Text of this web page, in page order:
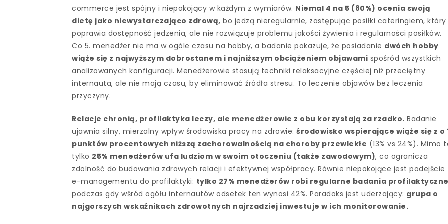
commerce jest spójny i niepokojący w każdym z wymiarów. Niemal 4 na 5 (80%) ocenia swoją
dietę jako niewystarczająco zdrową, bo jedzą nieregularnie, zastępując posiłki cateringiem, który
poprawia dostępność jedzenia, ale nie rozwiązuje problemu jakości żywienia i regularności posiłków.
Co 5. menedżer nie ma w ogóle czasu na hobby, a badanie pokazuje, że posiadanie dwóch hobby
wiąże się z najwyższym dobrostanem i najniższym obciążeniem objawami spośród wszystkich
analizowanych konfiguracji. Menedżerowie stosują techniki relaksacyjne częściej niż przeciętny
internauta, ale nie mają czasu, by eliminować źródła stresu. To leczenie objawów bez leczenia
przyczyny.
Relacje chronią, profilaktyka leczy, ale menedżerowie z obu korzystają za rzadko. Badanie
ujawnia silny, mierzalny wpływ środowiska pracy na zdrowie:środowisko wspierające wiąże się z o
punktów procentowych niższą zachorowalnością na choroby przewlekłe (13% vs 24%). Mimo
tylko 25% menedżerów ufa ludziom w swoim otoczeniu (także zawodowym), co ogranicza
zdolność do budowania zdrowych relacji i efektywnej współpracy. Równie niepokojące jest podejście
e-managementu do profilaktyki: tylko 27% menedżerów robi regularne badania profilaktyczne
podczas gdy wśród ogółu internautów odsetek ten wynosi 42%. Paradoks jest uderzający: grupa o
najgorszych wskaźnikach zdrowotnych najrzadziej inwestuje w ich monitorowanie.